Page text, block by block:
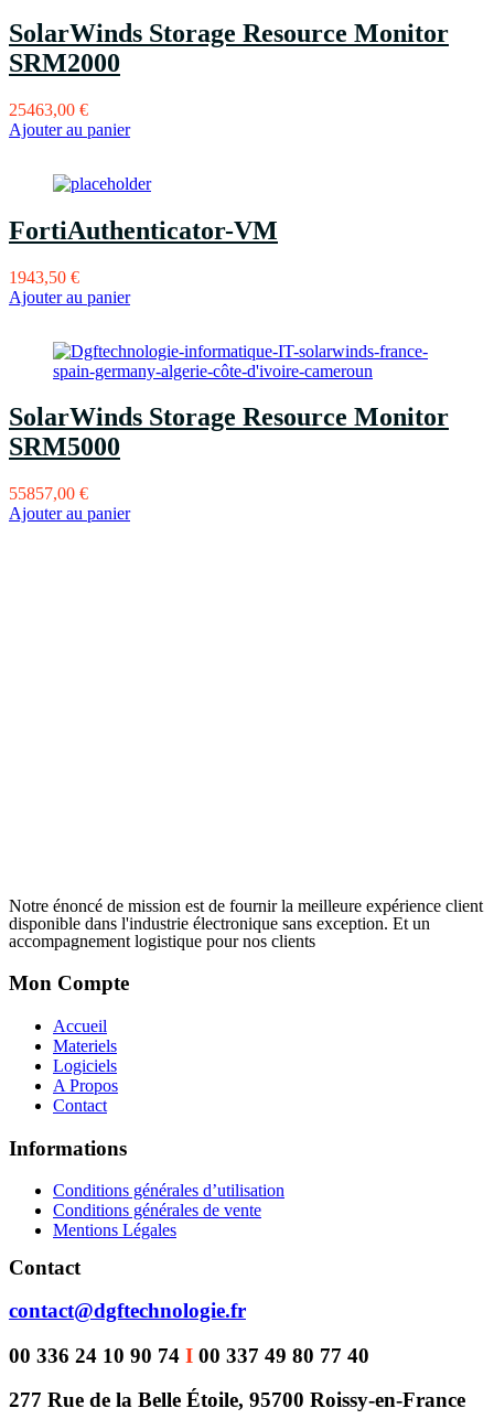
SolarWinds Storage Resource Monitor
SRM2000
25463,00 €
Ajouter au panier
FortiAuthenticator-VM
1943,50 €
Ajouter au panier
SolarWinds Storage Resource Monitor
SRM5000
55857,00 €
Ajouter au panier
Notre énoncé de mission est de fournir la meilleure expérience client
disponible dans l'industrie électronique sans exception. Et un
accompagnement logistique pour nos clients
Mon Compte
Accueil
Materiels
Logiciels
A Propos
Contact
Informations
Conditions générales d’utilisation
Conditions générales de vente
Mentions Légales
Contact
contact@dgftechnologie.fr
00 336 24 10 90 74 I 00 337 49 80 77 40
277 Rue de la Belle Étoile, 95700 Roissy-en-France